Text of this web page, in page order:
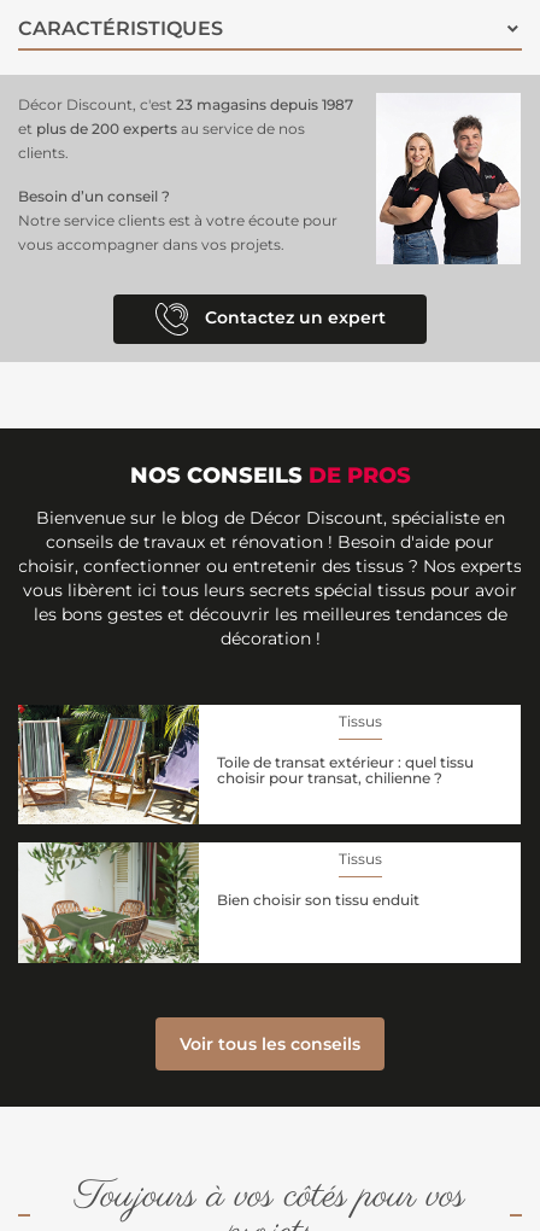
utilisation quotidienne sans compromis sur l’esthétique.
décoration naturelle et tendance !
CARACTÉRISTIQUES
Décor Discount, c'est 23 magasins depuis 1987
et plus de 200 experts au service de nos
clients.
Besoin d’un conseil ?
Notre service clients est à votre écoute pour
vous accompagner dans vos projets.
Contactez un expert
NOS CONSEILS DE PROS
Bienvenue sur le blog de Décor Discount, spécialiste en
conseils de travaux et rénovation ! Besoin d'aide pour
choisir, confectionner ou entretenir des tissus ? Nos experts
vous libèrent ici tous leurs secrets spécial tissus pour avoir
les bons gestes et découvrir les meilleures tendances de
décoration !
Tissus
Toile de transat extérieur : quel tissu
choisir pour transat, chilienne ?
Tissus
Bien choisir son tissu enduit
Voir tous les conseils
Toujours à vos côtés pour vos